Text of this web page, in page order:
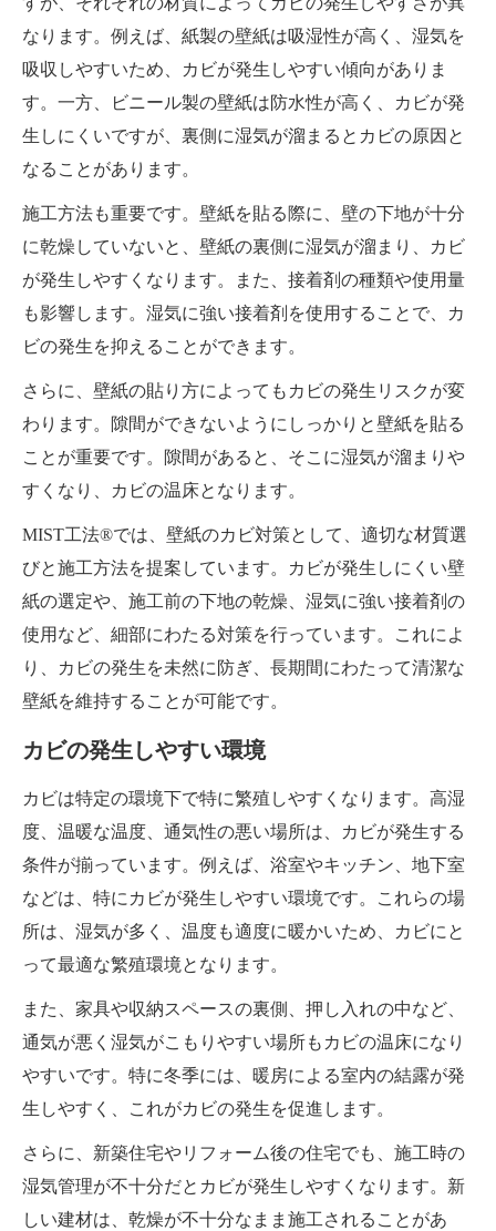
なります。例えば、紙製の壁紙は吸湿性が高く、湿気を
吸収しやすいため、カビが発生しやすい傾向がありま
す。一方、ビニール製の壁紙は防水性が高く、カビが発
生しにくいですが、裏側に湿気が溜まるとカビの原因と
なることがあります。
施工方法も重要です。壁紙を貼る際に、壁の下地が十分
に乾燥していないと、壁紙の裏側に湿気が溜まり、カビ
が発生しやすくなります。また、接着剤の種類や使用量
も影響します。湿気に強い接着剤を使用することで、カ
ビの発生を抑えることができます。
さらに、壁紙の貼り方によってもカビの発生リスクが変
わります。隙間ができないようにしっかりと壁紙を貼る
ことが重要です。隙間があると、そこに湿気が溜まりや
すくなり、カビの温床となります。
MIST工法®では、壁紙のカビ対策として、適切な材質選
びと施工方法を提案しています。カビが発生しにくい壁
紙の選定や、施工前の下地の乾燥、湿気に強い接着剤の
使用など、細部にわたる対策を行っています。これによ
り、カビの発生を未然に防ぎ、長期間にわたって清潔な
壁紙を維持することが可能です。
カビの発生しやすい環境
カビは特定の環境下で特に繁殖しやすくなります。高湿
度、温暖な温度、通気性の悪い場所は、カビが発生する
条件が揃っています。例えば、浴室やキッチン、地下室
などは、特にカビが発生しやすい環境です。これらの場
所は、湿気が多く、温度も適度に暖かいため、カビにと
って最適な繁殖環境となります。
また、家具や収納スペースの裏側、押し入れの中など、
通気が悪く湿気がこもりやすい場所もカビの温床になり
やすいです。特に冬季には、暖房による室内の結露が発
生しやすく、これがカビの発生を促進します。
さらに、新築住宅やリフォーム後の住宅でも、施工時の
湿気管理が不十分だとカビが発生しやすくなります。新
しい建材は、乾燥が不十分なまま施工されることがあ